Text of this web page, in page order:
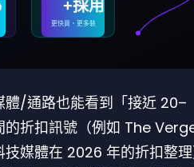
+採用
更快買、更多裝
體/通路也能看到「接近 20–
的折扣訊號（例如 The
技媒體在 2026 年的折扣整